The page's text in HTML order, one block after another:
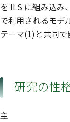
を ILS に組み込み
で利用されるモデ
テーマ(1)と共同で
研究の性
主